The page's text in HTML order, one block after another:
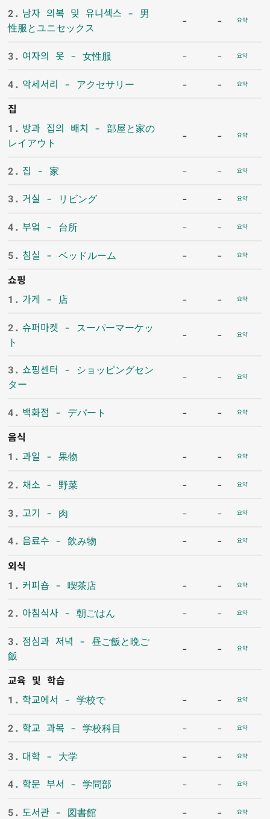
2. 남자 의복 및 유니섹스 - 男
性服とユニセックス
- - 요약
3. 여자의 옷 - 女性服 - - 요약
4. 악세서리 - アクセサリー - - 요약
집
1. 방과 집의 배치 - 部屋と家の
レイアウト
- - 요약
2. 집 - 家 - - 요약
3. 거실 - リビング - - 요약
4. 부엌 - 台所 - - 요약
5. 침실 - ベッドルーム - - 요약
쇼핑
1. 가게 - 店 - - 요약
2. 슈퍼마켓 - スーパーマーケッ
ト
- - 요약
3. 쇼핑센터 - ショッピングセン
ター
- - 요약
4. 백화점 - デパート - - 요약
음식
1. 과일 - 果物 - - 요약
2. 채소 - 野菜 - - 요약
3. 고기 - 肉 - - 요약
4. 음료수 - 飲み物 - - 요약
외식
1. 커피숍 - 喫茶店 - - 요약
2. 아침식사 - 朝ごはん - - 요약
3. 점심과 저녁 - 昼ご飯と晩ご
飯
- - 요약
교육 및 학습
1. 학교에서 - 学校で - - 요약
2. 학교 과목 - 学校科目 - - 요약
3. 대학 - 大学 - - 요약
4. 학문 부서 - 学問部 - - 요약
5. 도서관 - 図書館 - - 요약